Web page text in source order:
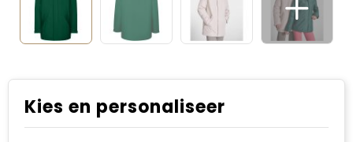
Kies en personaliseer